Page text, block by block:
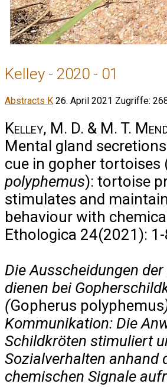
Kelley - 2020 - 01
Abstracts K 26. April 2021 Zugriffe:
Kelley, M. D. & M. T.
Mental gland
cue in gopher tortoises
polyphemus): tortoise
stimulates and
behaviour with
Ethologica 24(2021):
Die Ausscheidungen
dienen bei
(Gopherus polyphemus
Kommunikation: Die
Schildkröten stimuliert
Sozialverhalten anhand
chemischen Signale